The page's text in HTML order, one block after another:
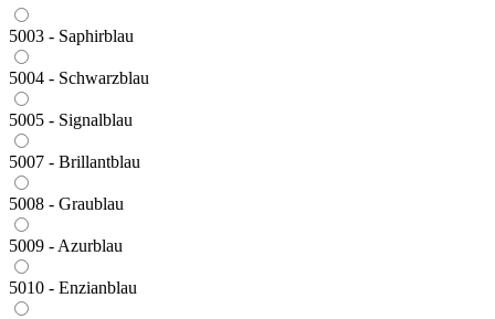
5003 - Saphirblau
5004 - Schwarzblau
5005 - Signalblau
5007 - Brillantblau
5008 - Graublau
5009 - Azurblau
5010 - Enzianblau